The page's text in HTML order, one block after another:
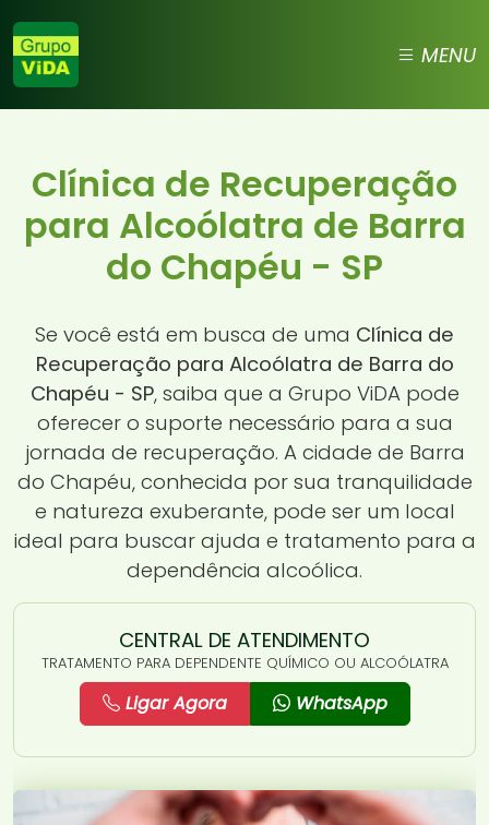
MENU
Clínica de Recuperação
para Alcoólatra de Barra
do Chapéu - SP
Se você está em busca de uma Clínica de
Recuperação para Alcoólatra de Barra do
Chapéu - SP, saiba que a Grupo ViDA pode
oferecer o suporte necessário para a sua
jornada de recuperação. A cidade de Barra
do Chapéu, conhecida por sua tranquilidade
e natureza exuberante, pode ser um local
ideal para buscar ajuda e tratamento para a
dependência alcoólica.
CENTRAL DE ATENDIMENTO
TRATAMENTO PARA DEPENDENTE QUÍMICO OU ALCOÓLATRA
Ligar Agora WhatsApp